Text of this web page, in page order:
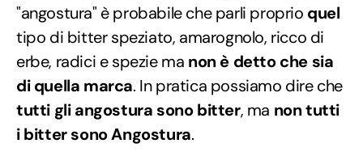
"angostura" è probabile che parli proprio quel
tipo di bitter speziato, amarognolo, ricco di
erbe, radici e spezie ma non è detto che sia
di quella marca. In pratica possiamo dire che
tutti gli angostura sono bitter, ma non tutti
i bitter sono Angostura.